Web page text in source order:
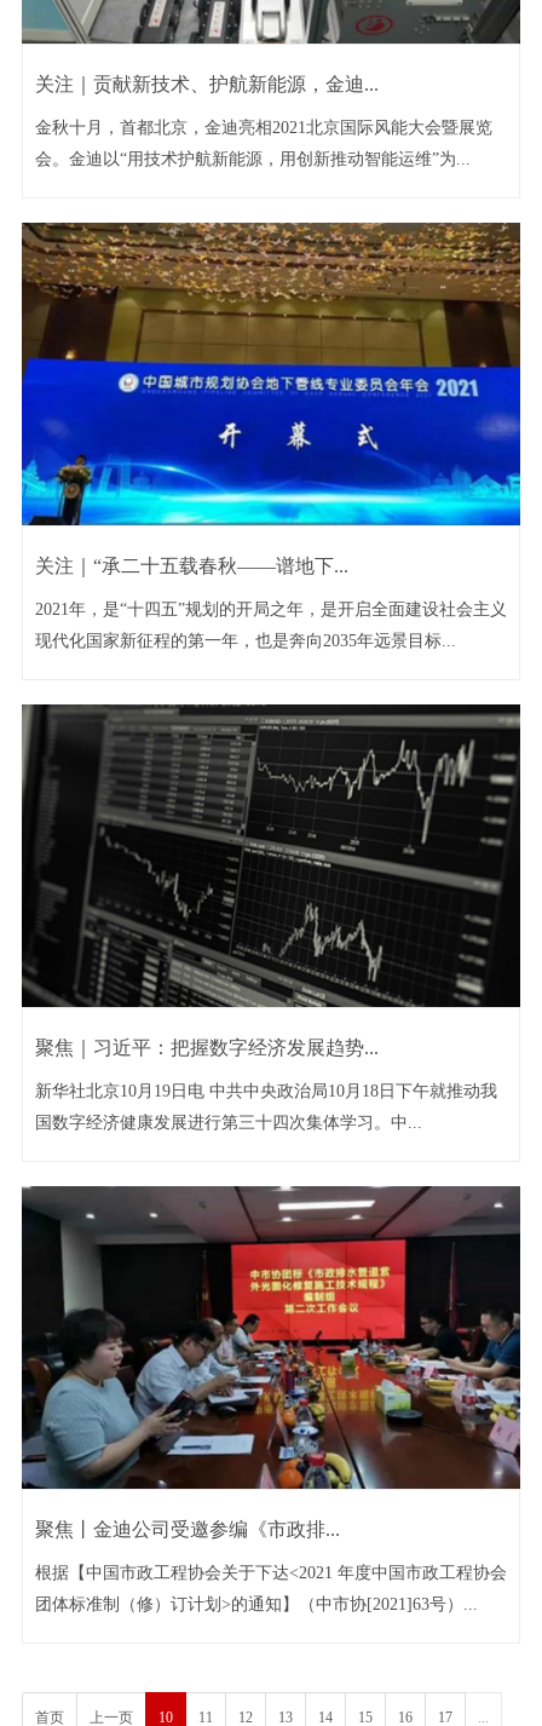
关注｜贡献新技术、护航新能源，金迪...
金秋十月，首都北京，金迪亮相2021北京国际风能大会暨展览
会。金迪以“用技术护航新能源，用创新推动智能运维”为...
关注｜“承二十五载春秋——谱地下...
2021年，是“十四五”规划的开局之年，是开启全面建设社会主义
现代化国家新征程的第一年，也是奔向2035年远景目标...
聚焦｜习近平：把握数字经济发展趋势...
新华社北京10月19日电 中共中央政治局10月18日下午就推动我
国数字经济健康发展进行第三十四次集体学习。中...
聚焦丨金迪公司受邀参编《市政排...
根据【中国市政工程协会关于下达<2021 年度中国市政工程协会
团体标准制（修）订计划>的通知】（中市协[2021]63号）...
首页 上一页 10 11 12 13 14 15 16 17